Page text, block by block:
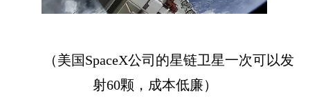
（美国SpaceX公司的星链卫星一次可以发
射60颗，成本低廉）